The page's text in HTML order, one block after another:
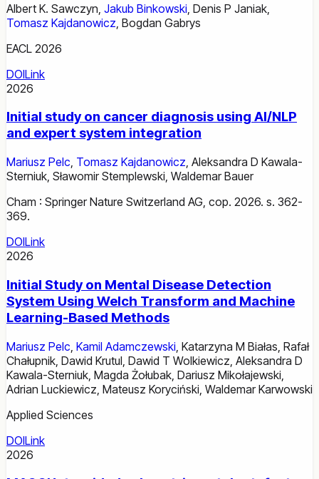
Albert K. Sawczyn Jakub Binkowski Denis P Janiak
Tomasz Kajdanowicz Bogdan Gabrys
EACL 2026
DOILink
2026
Initial study on cancer diagnosis using AI/NLP
and expert system integration
Mariusz Pelc, Tomasz Kajdanowicz, Aleksandra D Kawala-
Sterniuk, Sławomir Stemplewski, Waldemar Bauer
Cham : Springer Nature Switzerland AG, cop. 2026. s. 362-
369.
DOILink
2026
Initial Study on Mental Disease Detection
System Using Welch Transform and Machine
Learning-Based Methods
Mariusz Pelc Kamil Adamczewski Katarzyna M Białas Rafał
Chałupnik Dawid Krutul Dawid T Wolkiewicz Aleksandra D
Kawala-Sterniuk Magda Żołubak Dariusz Mikołajewski
Adrian Luckiewicz Mateusz Koryciński Waldemar Karwowski
Applied Sciences
DOILink
2026